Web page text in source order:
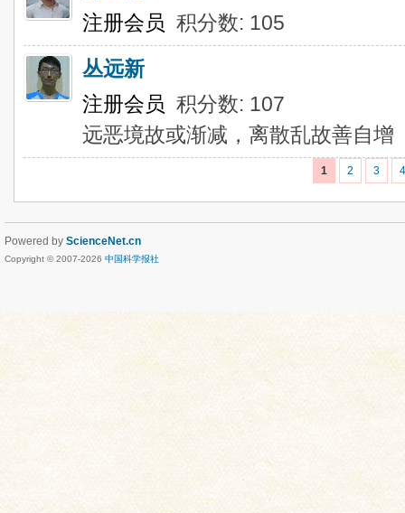
注册会员 积分数: 105
丛远新
注册会员 积分数: 107
远恶境故或渐减，离散乱故善自增
1 2 3 4
Powered by ScienceNet.cn
Copyright © 2007-2026 中国科学报社